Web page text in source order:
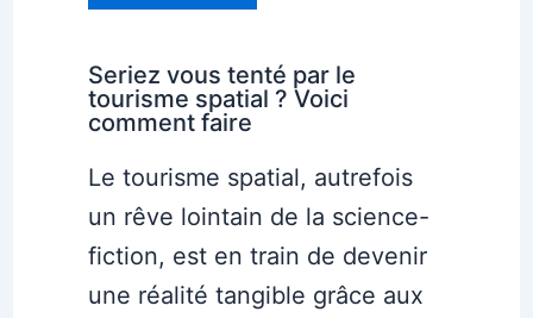
Seriez vous tenté par le
tourisme spatial ? Voici
comment faire
Le tourisme spatial, autrefois
un rêve lointain de la science-
fiction, est en train de devenir
une réalité tangible grâce aux